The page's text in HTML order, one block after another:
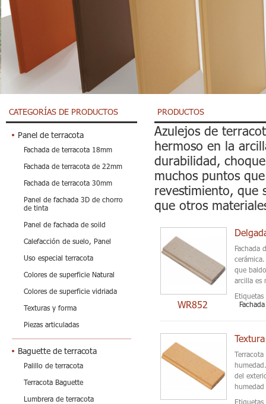
CATEGORÍAS DE PRODUCTOS
Panel de terracota
Fachada de terracota 18mm
Fachada de terracota de 22mm
Fachada de terracota 30mm
Panel de fachada 3D de chorro
de tinta
Panel de fachada de soild
Calefacción de suelo, Panel
Uso especial terracota
Colores de superficie Natural
Colores de superficie vidriada
Texturas y forma
Piezas articuladas
Baguette de terracota
Palillo de terracota
Terracota Baguette
Lumbrera de terracota
PRODUCTOS
Azulejos de
hermoso en la
durabilidad,
muchos puntos
revestimiento, que
que otros
WR852
Fachada
que
arcilla es
del